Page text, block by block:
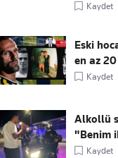
Kaydet
Eski
en az
Kaydet
Alkollü
"Benim
Kaydet